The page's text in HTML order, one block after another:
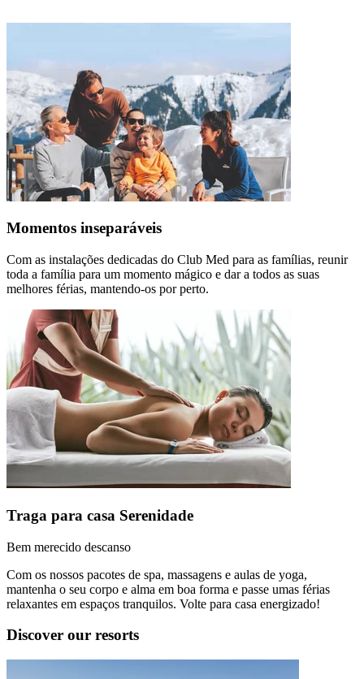
Momentos inseparáveis
Com as instalações dedicadas do Club Med para as famílias, reunir
toda a família para um momento mágico e dar a todos as suas
melhores férias, mantendo-os por perto.
Traga para casa Serenidade
Bem merecido descanso
Com os nossos pacotes de spa, massagens e aulas de yoga,
mantenha o seu corpo e alma em boa forma e passe umas férias
relaxantes em espaços tranquilos. Volte para casa energizado!
Discover our resorts